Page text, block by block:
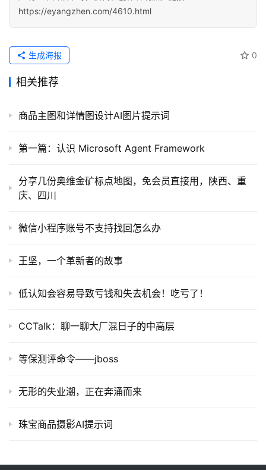
https://eyangzhen.com/4610.html
0
生成海报
相关推荐
商品主图和详情图设计AI图片提示词
第一篇：认识 Microsoft Agent Framework
分享几份奥维金矿标点地图，免会员直接用，陕西、重
庆、四川
微信小程序账号不支持找回怎么办
王坚，一个革新者的故事
低认知会容易导致亏钱和失去机会！吃亏了！
CCTalk：聊一聊大厂混日子的中高层
等保测评命令——jboss
无形的失业潮，正在奔涌而来
珠宝商品摄影AI提示词